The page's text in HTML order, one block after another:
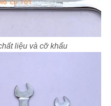
liệu và cỡ khẩu